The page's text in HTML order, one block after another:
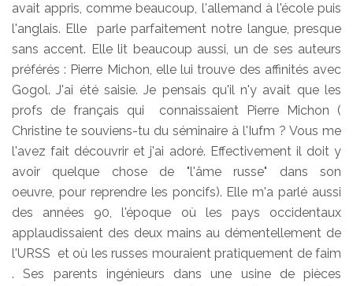
avait appris, comme beaucoup, l'allemand à l'école puis
l'anglais. Elle parle parfaitement notre langue, presque
sans accent. Elle lit beaucoup aussi, un de ses auteurs
préférés : Pierre Michon, elle lui trouve des affinités avec
Gogol. J'ai été saisie. Je pensais qu'il n'y avait que les
profs de français qui connaissaient Pierre Michon (
Christine te souviens-tu du séminaire à l'Iufm ? Vous me
l'avez fait découvrir et j'ai adoré. Effectivement il doit y
avoir quelque chose de "l'âme russe" dans son
oeuvre, pour reprendre les poncifs). Elle m'a parlé aussi
des années 90, l'époque où les pays occidentaux
applaudissaient des deux mains au démentellement de
l'URSS et où les russes mouraient pratiquement de faim
. Ses parents ingénieurs dans une usine de pièces